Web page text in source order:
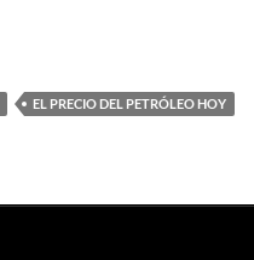
EL PRECIO DEL PETRÓLEO HOY